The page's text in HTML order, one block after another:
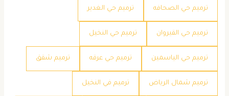
ترميم حي الصحافه ترميم حي الغدير
ترميم حي القيروان ترميم حي النخيل
ترميم حي الياسمين ترميم حي عرقه ترميم شقق
ترميم شمال الرياض ترميم في النخيل